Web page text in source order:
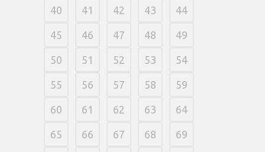
40 41 42 43 44
45 46 47 48 49
50 51 52 53 54
55 56 57 58 59
60 61 62 63 64
65 66 67 68 69